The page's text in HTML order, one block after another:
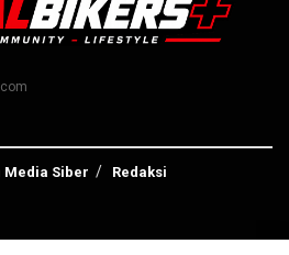
Media Siber Redaksi